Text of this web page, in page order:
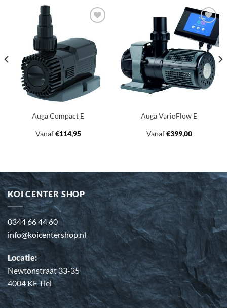
verlanglijst
Auga Compact E
Vanaf€114,95
Toevoegen
aan
verlanglijst
Auga VarioFlow E
Vanaf€399,00
KOI CENTER SHOP
0344 66 44 60
info@koicentershop.nl
Locatie:
Newtonstraat 33-35
4004 KE Tiel